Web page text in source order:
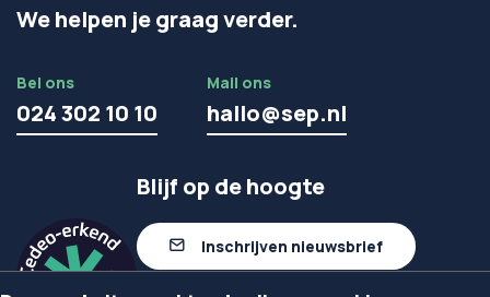
We helpen je graag verder.
Bel ons
024 302 10 10
Mail ons
hallo@sep.nl
Blijf op de hoogte
Inschrijven nieuwsbrief